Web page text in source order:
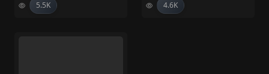
5.5K 4.6K